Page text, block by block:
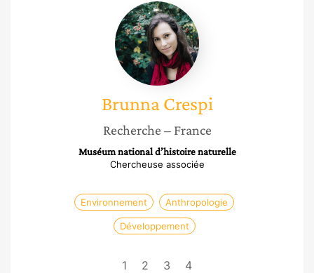
Brunna
Crespi
Brunna Crespi
Recherche – France
Muséum national d’histoire naturelle
Chercheuse associée
Environnement Anthropologie
Développement
1 2 3 4